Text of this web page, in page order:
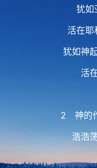
犹如
活在耶
犹如神
活
2 神的
浩浩
没有